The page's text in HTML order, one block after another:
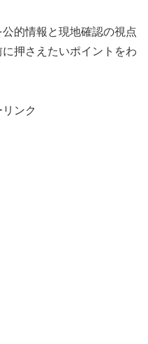
的情報と現地確認の視点
押さえたいポイントをわ
ンク